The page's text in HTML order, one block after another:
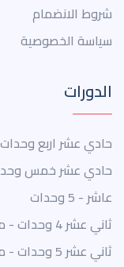
شروط الانضمام
سياسة الخصوصية
الدورات
حادي عشر اربع
حادي عشر خمس
عاشر - 5 وحدات
ثاني عشر 4 وحدات - منهاج قديم
ثاني عشر 5 وحدات - منهاج قديم